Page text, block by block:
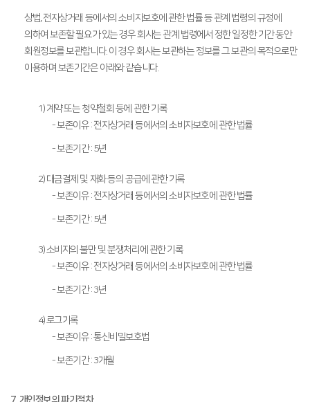
상법, 전자상거래 등에서의 소비자보호에 관한 법률 등 관계 법령의 규정에
의하여 보존할 필요가 있는 경우 회사는 관계 법령에서 정한 일정한 기간 동안
회원정보를 보관합니다. 이 경우 회사는 보관하는 정보를 그 보관의 목적으로만
이용하며 보존기간은 아래와 같습니다.
1) 계약 또는 청약철회 등에 관한 기록
- 보존이유 : 전자상거래 등에서의 소비자보호에 관한 법률
- 보존기간 : 5년
2) 대금결제 및 재화 등의 공급에 관한 기록
- 보존이유 : 전자상거래 등에서의 소비자보호에 관한 법률
- 보존기간 : 5년
3) 소비자의 불만 및 분쟁처리에 관한 기록
- 보존이유 : 전자상거래 등에서의 소비자보호에 관한 법률
- 보존기간 : 3년
4) 로그기록
- 보존이유 : 통신비밀보호법
- 보존기간 : 3개월
7. 개인정보의 파기절차